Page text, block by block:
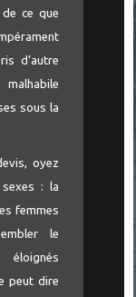
ce que
d’autre
sous la
oyez
: la
femmes
le
éloignés
peut dire